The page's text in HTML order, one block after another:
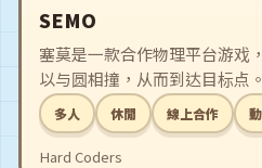
SEMO
塞莫是一款合作物理平台游戏
以与圆相撞，从而到达目标点。
多人 休閒 線上合作
Hard Coders